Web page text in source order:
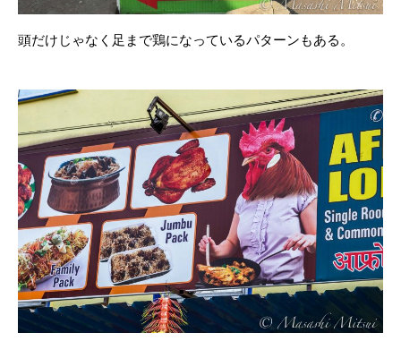
頭だけじゃなく足まで鶏になっているパターンもある。